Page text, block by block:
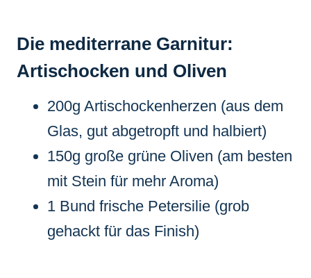
Die mediterrane Garnitur:
Artischocken und Oliven
200g Artischockenherzen (aus dem
Glas, gut abgetropft und halbiert)
150g große grüne Oliven (am besten
mit Stein für mehr Aroma)
1 Bund frische Petersilie (grob
gehackt für das Finish)